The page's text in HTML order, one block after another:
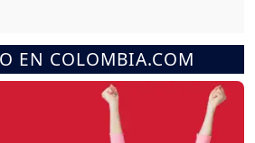
EN COLOMBIA.COM